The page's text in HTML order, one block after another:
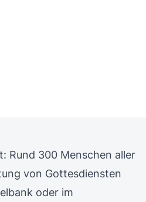
Rund 300 Menschen aller
von Gottesdiensten
oder im